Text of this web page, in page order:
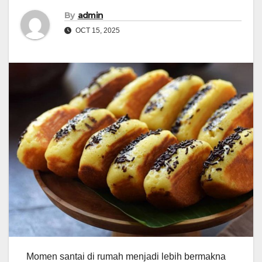
By admin
OCT 15, 2025
Momen santai di rumah menjadi lebih bermakna